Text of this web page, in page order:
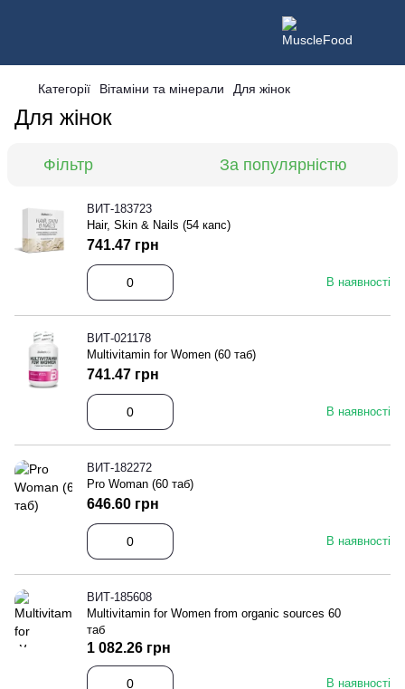
Категорії Вітаміни та мінерали Для жінок
Для жінок
Фільтр За популярністю
ВИТ-183723
Hair, Skin & Nails (54 капс)
В наявності
741.47 грн
ВИТ-021178
Multivitamin for Women (60 таб)
В наявності
741.47 грн
ВИТ-182272
Pro Woman (60 таб)
В наявності
646.60 грн
ВИТ-185608
Multivitamin for Women from organic sources 60
таб
В наявності
1 082.26 грн